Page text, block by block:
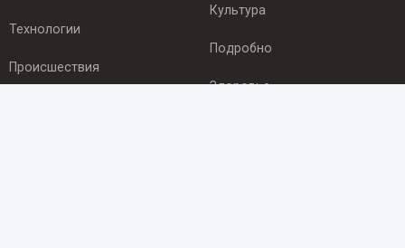
Технологии
Происшествия
Культура
Подробно
Здоровье